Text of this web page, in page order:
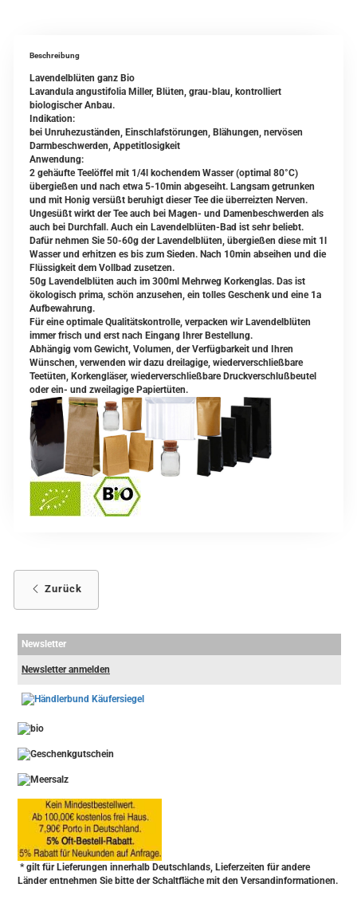
Beschreibung
Lavendelblüten ganz Bio
Lavandula angustifolia Miller, Blüten, grau-blau, kontrolliert
biologischer Anbau.
Indikation:
bei Unruhezuständen, Einschlafstörungen, Blähungen, nervösen
Darmbeschwerden, Appetitlosigkeit
Anwendung:
2 gehäufte Teelöffel mit 1/4l kochendem Wasser (optimal 80°C)
übergießen und nach etwa 5-10min abgeseiht. Langsam getrunken
und mit Honig versüßt beruhigt dieser Tee die überreizten Nerven.
Ungesüßt wirkt der Tee auch bei Magen- und Damenbeschwerden als
auch bei Durchfall. Auch ein Lavendelblüten-Bad ist sehr beliebt.
Dafür nehmen Sie 50-60g der Lavendelblüten, übergießen diese mit 1l
Wasser und erhitzen es bis zum Sieden. Nach 10min abseihen und die
Flüssigkeit dem Vollbad zusetzen.
50g Lavendelblüten auch im 300ml Mehrweg Korkenglas. Das ist
ökologisch prima, schön anzusehen, ein tolles Geschenk und eine 1a
Aufbewahrung.
Für eine optimale Qualitätskontrolle, verpacken wir Lavendelblüten
immer frisch und erst nach Eingang Ihrer Bestellung.
Abhängig vom Gewicht, Volumen, der Verfügbarkeit und Ihren
Wünschen, verwenden wir dazu dreilagige, wiederverschließbare
Teetüten, Korkengläser, wiederverschließbare Druckverschlußbeutel
oder ein- und zweilagige Papiertüten.
Zurück
Newsletter
Newsletter anmelden
* gilt für Lieferungen innerhalb Deutschlands, Lieferzeiten für andere
Länder entnehmen Sie bitte der Schaltfläche mit den Versandinformationen.